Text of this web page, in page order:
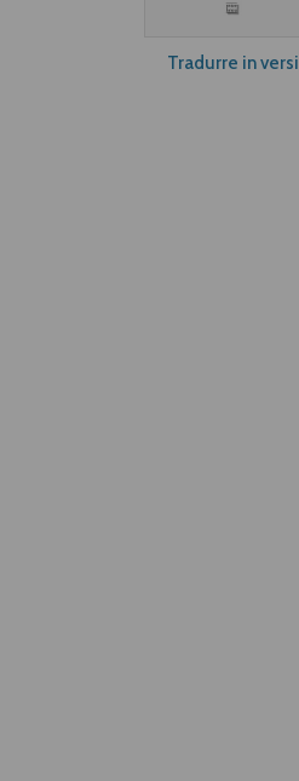
Tradurre in versi